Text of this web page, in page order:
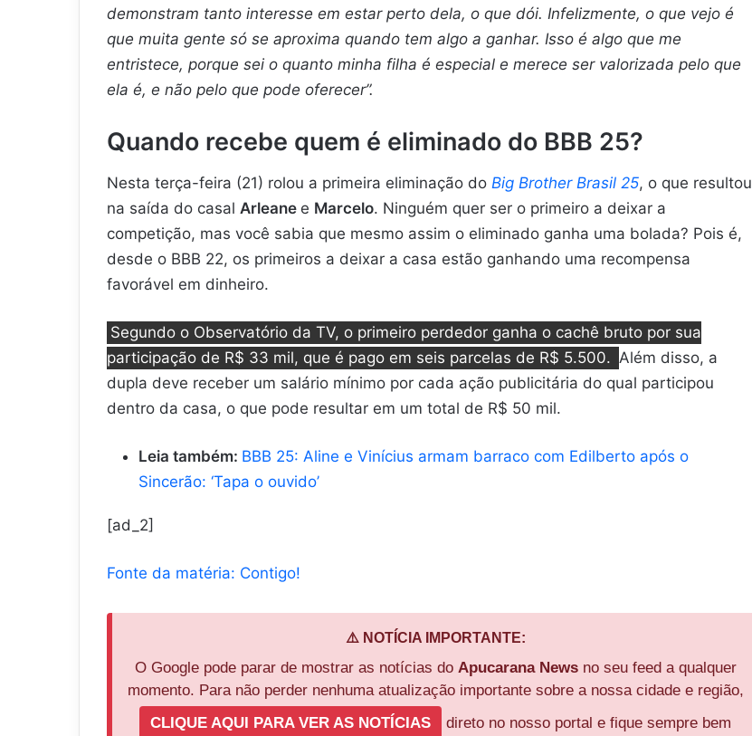
demonstram tanto interesse em estar perto dela, o que dói. Infelizmente, o que vejo é
que muita gente só se aproxima quando tem algo a ganhar. Isso é algo que me
entristece, porque sei o quanto minha filha é especial e merece ser valorizada pelo que
ela é, e não pelo que pode oferecer”.
Quando recebe quem é eliminado do BBB 25?
Nesta terça-feira (21) rolou a primeira eliminação do Big Brother Brasil 25, o que resultou
na saída do casal Arleane e Marcelo. Ninguém quer ser o primeiro a deixar a
competição, mas você sabia que mesmo assim o eliminado ganha uma bolada? Pois é,
desde o BBB 22, os primeiros a deixar a casa estão ganhando uma recompensa
favorável em dinheiro.
Segundo o Observatório da TV, o primeiro perdedor ganha o cachê bruto por sua
participação de R$ 33 mil, que é pago em seis parcelas de R$ 5.500. Além disso, a
dupla deve receber um salário mínimo por cada ação publicitária do qual participou
dentro da casa, o que pode resultar em um total de R$ 50 mil.
Leia também: BBB 25: Aline e Vinícius armam barraco com Edilberto após o
Sincerão: ‘Tapa o ouvido’
[ad_2]
Fonte da matéria: Contigo!
⚠️ NOTÍCIA IMPORTANTE:
O Google pode parar de mostrar as notícias do Apucarana Newsno seu feed a qualquer
momento. Para não perder nenhuma atualização importante sobre a nossa cidade e região,
CLIQUE AQUI PARA VER AS NOTÍCIAS
direto no nosso portal e fique sempre bem